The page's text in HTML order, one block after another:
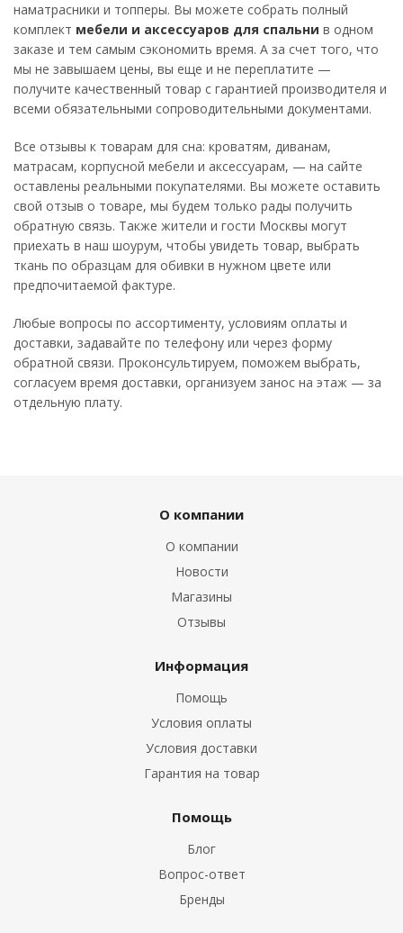
наматрасники и топперы. Вы можете собрать полный
комплект мебели и аксессуаров для спальни в одном
заказе и тем самым сэкономить время. А за счет того, что
мы не завышаем цены, вы еще и не переплатите —
получите качественный товар с гарантией производителя и
всеми обязательными сопроводительными документами.
Все отзывы к товарам для сна: кроватям, диванам,
матрасам, корпусной мебели и аксессуарам, — на сайте
оставлены реальными покупателями. Вы можете оставить
свой отзыв о товаре, мы будем только рады получить
обратную связь. Также жители и гости Москвы могут
приехать в наш шоурум, чтобы увидеть товар, выбрать
ткань по образцам для обивки в нужном цвете или
предпочитаемой фактуре.
Любые вопросы по ассортименту, условиям оплаты и
доставки, задавайте по телефону или через форму
обратной связи. Проконсультируем, поможем выбрать,
согласуем время доставки, организуем занос на этаж — за
отдельную плату.
О компании
О компании
Новости
Магазины
Отзывы
Информация
Помощь
Условия оплаты
Условия доставки
Гарантия на товар
Помощь
Блог
Вопрос-ответ
Бренды